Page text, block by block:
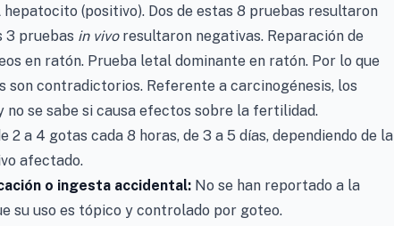
(positivo). Dos de estas 8 pruebas resultaron
3 pruebas in vivoresultaron negativas. Reparación de
en ratón. Prueba letal dominante en ratón. Por lo que
son contradictorios. Referente a carcinogénesis, los
se sabe si causa efectos sobre la fertilidad.
2 a 4 gotas cada 8 horas, de 3 a 5 días, dependiendo de la
afectado.
o ingesta accidental: No se han reportado a la
su uso es tópico y controlado por goteo.